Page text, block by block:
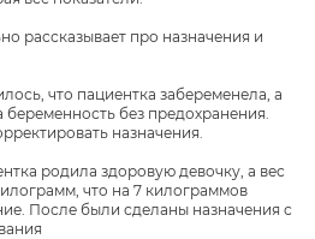
рассказывает про назначения и
что пациентка забеременела, а
беременность без предохранения.
назначения.
родила здоровую девочку, а вес
что на 7 килограммов
После были сделаны назначения с